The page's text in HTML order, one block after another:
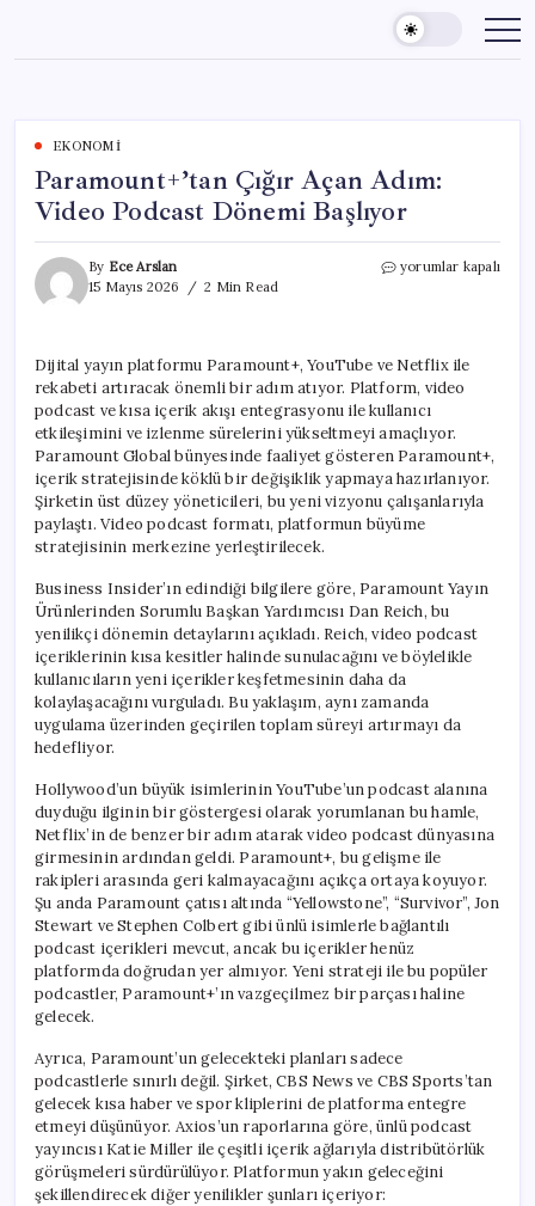
content
EKONOMI
Paramount+’tan Çığır Açan Adım:
Video Podcast Dönemi Başlıyor
By Ece Arslan
15 Mayıs 2026
2 Min Read
Paramount+’tan
Podcast
Dönemi
Başlıyor
için
yorumlar kapalı
Dijital yayın platformu Paramount+, YouTube ve Netflix ile
rekabeti artıracak önemli bir adım atıyor. Platform, video
podcast ve kısa içerik akışı entegrasyonu ile kullanıcı
etkileşimini ve izlenme sürelerini yükseltmeyi amaçlıyor.
Paramount Global bünyesinde faaliyet gösteren Paramount+,
içerik stratejisinde köklü bir değişiklik yapmaya hazırlanıyor.
Şirketin üst düzey yöneticileri, bu yeni vizyonu çalışanlarıyla
paylaştı. Video podcast formatı, platformun büyüme
stratejisinin merkezine yerleştirilecek.
Business Insider’ın edindiği bilgilere göre, Paramount Yayın
Ürünlerinden Sorumlu Başkan Yardımcısı Dan Reich, bu
yenilikçi dönemin detaylarını açıkladı. Reich, video podcast
içeriklerinin kısa kesitler halinde sunulacağını ve böylelikle
kullanıcıların yeni içerikler keşfetmesinin daha da
kolaylaşacağını vurguladı. Bu yaklaşım, aynı zamanda
uygulama üzerinden geçirilen toplam süreyi artırmayı da
hedefliyor.
Hollywood’un büyük isimlerinin YouTube’un podcast alanına
duyduğu ilginin bir göstergesi olarak yorumlanan bu hamle,
Netflix’in de benzer bir adım atarak video podcast dünyasına
girmesinin ardından geldi. Paramount+, bu gelişme ile
rakipleri arasında geri kalmayacağını açıkça ortaya koyuyor.
Şu anda Paramount çatısı altında “Yellowstone”, “Survivor”, Jon
Stewart ve Stephen Colbert gibi ünlü isimlerle bağlantılı
podcast içerikleri mevcut, ancak bu içerikler henüz
platformda doğrudan yer almıyor. Yeni strateji ile bu popüler
podcastler, Paramount+’ın vazgeçilmez bir parçası haline
gelecek.
Ayrıca, Paramount’un gelecekteki planları sadece
podcastlerle sınırlı değil. Şirket, CBS News ve CBS Sports’tan
gelecek kısa haber ve spor kliplerini de platforma entegre
etmeyi düşünüyor. Axios’un raporlarına göre, ünlü podcast
yayıncısı Katie Miller ile çeşitli içerik ağlarıyla distribütörlük
görüşmeleri sürdürülüyor. Platformun yakın geleceğini
şekillendirecek diğer yenilikler şunları içeriyor: